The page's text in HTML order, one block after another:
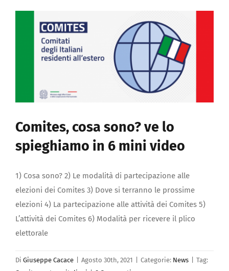
Comites, cosa sono? ve lo
spieghiamo in 6 mini video
1) Cosa sono? 2) Le modalità di partecipazione alle
elezioni dei Comites 3) Dove si terranno le prossime
elezioni 4) La partecipazione alle attività dei Comites 5)
L’attività dei Comites 6) Modalità per ricevere il plico
elettorale
Di Giuseppe Cacace Agosto 30th, 2021 Categorie: News
Tag: